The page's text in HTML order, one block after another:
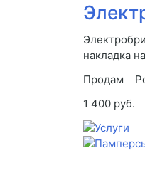
накладка
Продам
1 400 руб.